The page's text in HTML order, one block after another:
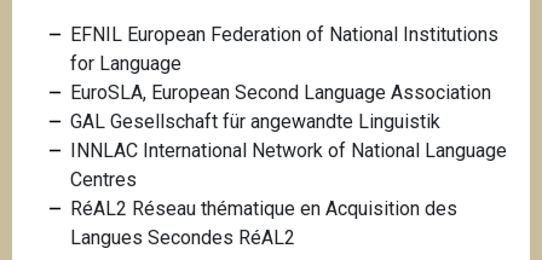
EFNIL European Federation of National Institutions
for Language
EuroSLA, European Second Language Association
GAL Gesellschaft für angewandte Linguistik
INNLAC International Network of National Language
Centres
RéAL2 Réseau thématique en Acquisition des
Langues Secondes RéAL2